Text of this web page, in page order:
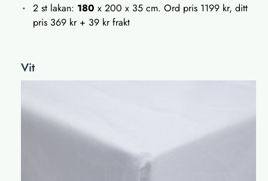
2 st lakan: 180 x 200 x 35 cm. Ord pris 1199 kr, ditt
pris 369 kr + 39 kr frakt
Vit